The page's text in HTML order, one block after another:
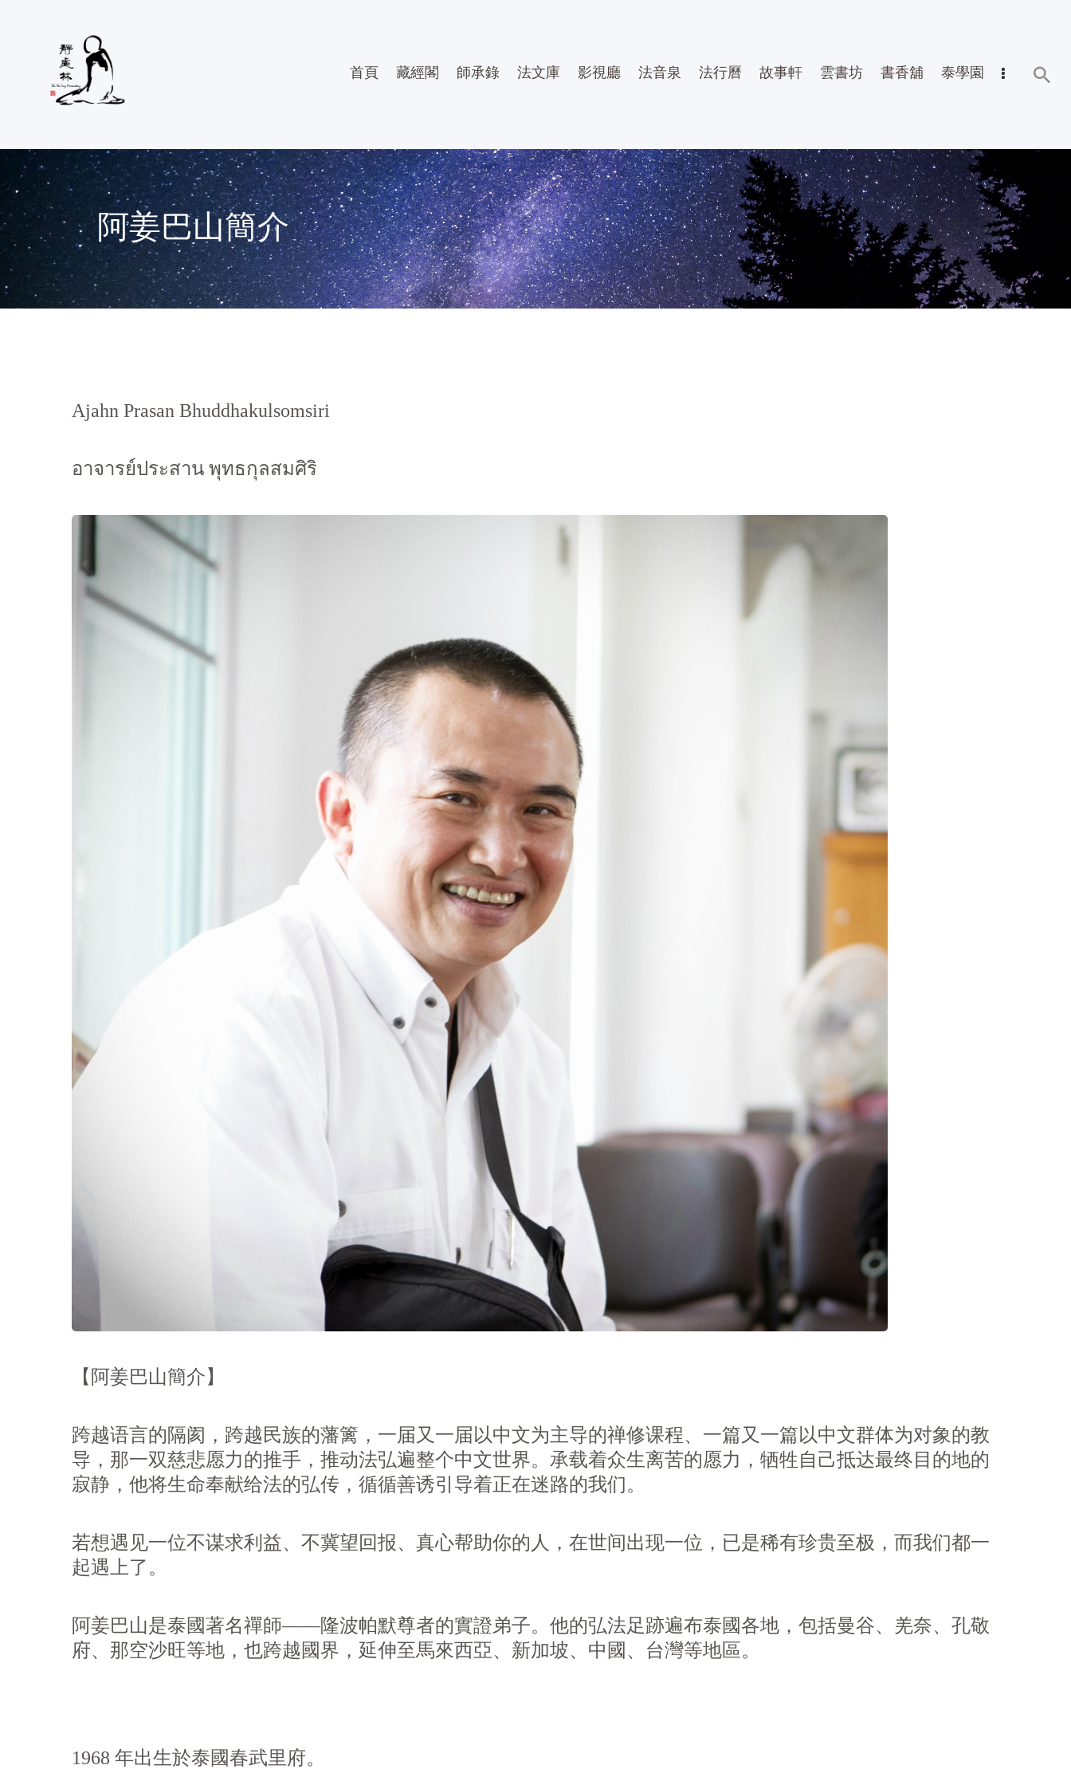
首頁 藏經閣 師承錄 法文庫 影視廳 法音泉 法行曆 故事軒 雲書坊 書香舖 泰學園
阿姜巴山簡介
Ajahn Prasan Bhuddhakulsomsiri
อาจารย์ประสาน พุทธกุลสมศิริ
【阿姜巴山簡介】
跨越语言的隔阂，跨越民族的藩篱，一届又一届以中文为主导的禅修课程、一篇又一篇以中文群体为对象的教
导，那一双慈悲愿力的推手，推动法弘遍整个中文世界。承载着众生离苦的愿力，牺牲自己抵达最终目的地的
寂静，他将生命奉献给法的弘传，循循善诱引导着正在迷路的我们。
若想遇见一位不谋求利益、不冀望回报、真心帮助你的人，在世间出现一位，已是稀有珍贵至极，而我们都一
起遇上了。
阿姜巴山是泰國著名禪師——隆波帕默尊者的實證弟子。他的弘法足跡遍布泰國各地，包括曼谷、羌奈、孔敬
府、那空沙旺等地，也跨越國界，延伸至馬來西亞、新加坡、中國、台灣等地區。
1968 年出生於泰國春武里府。